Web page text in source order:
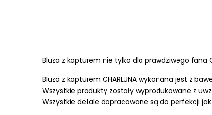
Bluza z kapturem nie tylko dla prawdziwego fana
Bluza z kapturem CHARLUNA wykonana jest z
Wszystkie produkty zostały wyprodukowane z
Wszystkie detale dopracowane są do perfekcji